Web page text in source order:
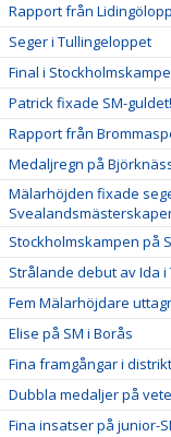
Rapport från
Seger i Tullingeloppet
Final i
Patrick fixade SM-guldet!
Rapport från
Medaljregn på
Mälarhöjden fixade
Stockholmskampen på
Strålande debut av Ida i
Fem Mälarhöjdare
Elise på SM i Borås
Fina framgångar i
Dubbla medaljer på
Fina insatser på junior-